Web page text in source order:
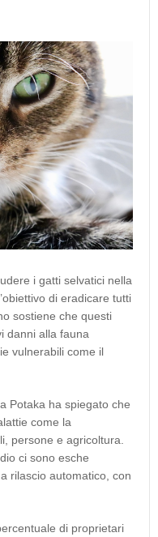
i gatti selvatici nella
di eradicare tutti
sostiene che questi
danni alla fauna
vulnerabili come il
Potaka ha spiegato che
come la
persone e agricoltura.
ci sono esche
rilascio automatico, con
di proprietari